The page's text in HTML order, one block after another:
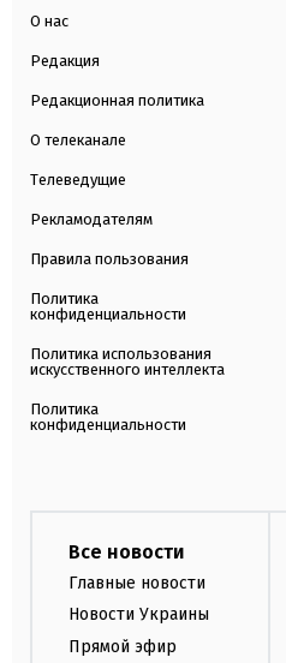
О нас
Редакция
Редакционная политика
О телеканале
Телеведущие
Рекламодателям
Правила пользования
Политика
конфиденциальности
Политика использования
искусственного интеллекта
Политика
конфиденциальности
Все новости
Главные новости
Новости Украины
Прямой эфир